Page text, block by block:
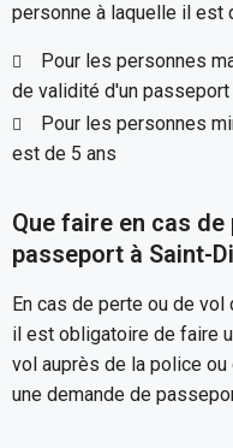
personne à laquelle il est
Pour les personnes
de validité d'un
Pour les personnes
est de 5 ans
Que faire en cas
passeport à Saint-
En cas de perte ou de
il est obligatoire de faire
vol auprès de la police
une demande de